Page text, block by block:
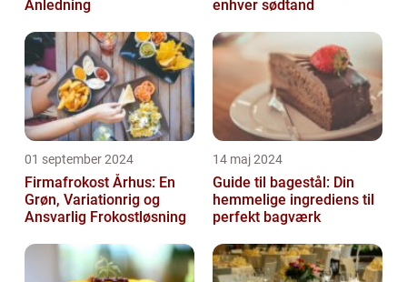
Anledning
enhver sødtand
01 september 2024
Firmafrokost Århus: En
Grøn, Variationrig og
Ansvarlig Frokostløsning
14 maj 2024
Guide til bagestål: Din
hemmelige ingrediens til
perfekt bagværk